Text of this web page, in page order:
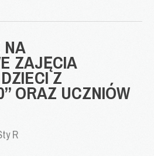
NA
ZAJĘCIA
DZIECI Z
ORAZ UCZNIÓW
R